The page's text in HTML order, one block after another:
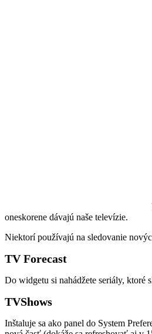
oneskorene dávajú naše televízie.
Niektorí používajú na sledovanie
TV Forecast
Do widgetu si nahádžete seriály,
TVShows
Inštaluje sa ako panel do System